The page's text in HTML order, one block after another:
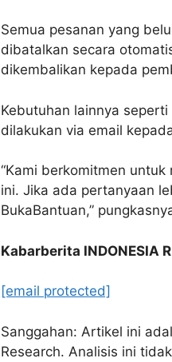
Semua pesanan yang
dibatalkan secara
dikembalikan kepada
Kebutuhan lainnya
dilakukan via email
“Kami berkomitmen
ini. Jika ada pertanyaan
BukaBantuan,”
Kabarberita INDONESIA
[email protected]
Sanggahan: Artikel ini
Research. Analisis ini